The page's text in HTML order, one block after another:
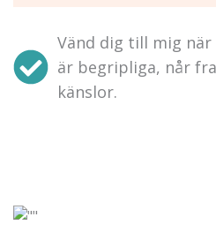
Vänd dig till mig
är begripliga, når
känslor.